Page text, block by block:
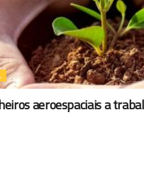
aeroespaciais a